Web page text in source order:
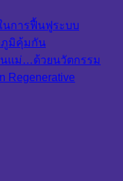
นการฟื้นฟูระบบ
ภูมิคุ้มกัน
แม่…ด้วยนวัตกรรม
Regenerative